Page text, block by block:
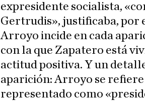
expresidente socialista,
Gertrudis», justificaba, por
Arroyo incide en cada
con la que Zapatero está
actitud positiva. Y un
aparición: Arroyo se
representado como